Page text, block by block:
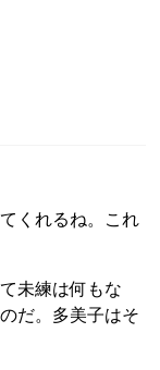
くれるね。これ
未練は何もな
だ。多美子はそ